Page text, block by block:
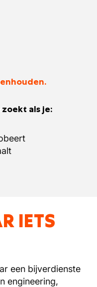
als je:
IETS
een bijverdienste
engineering,